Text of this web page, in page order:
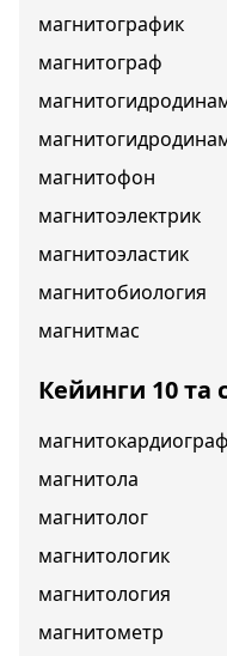
магнитографик
магнитограф
магнитофон
магнитоэлектрик
магнитоэластик
магнитобиология
магнитмас
Кейинги 10 та
магнитола
магнитолог
магнитологик
магнитология
магнитометр